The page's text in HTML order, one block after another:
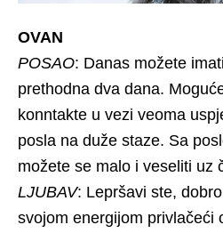
OVAN
POSAO: Danas možete
prethodna dva dana.
konntakte u vezi veoma
posla na duže staze. Sa
možete se malo i veseliti uz
LJUBAV: Lepršavi ste,
svojom energijom privlačeći